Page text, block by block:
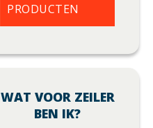
PRODUCTEN
WAT VOOR ZEILER
BEN IK?